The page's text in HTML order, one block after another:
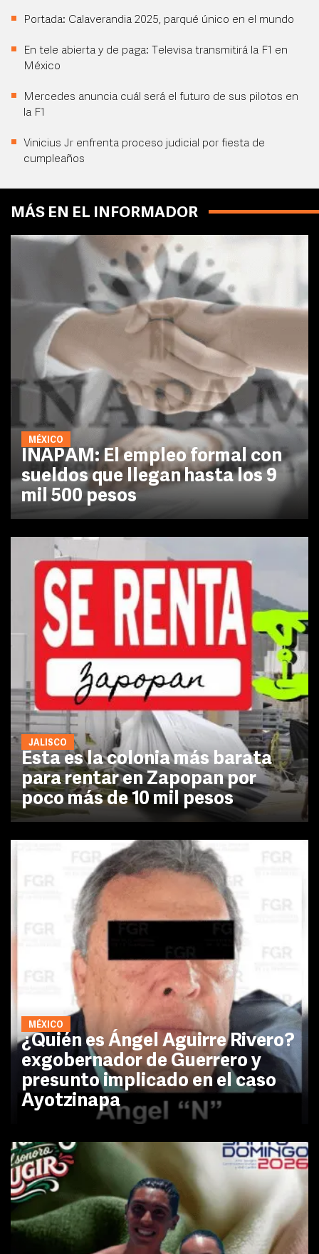
Portada: Calaverandia 2025, parqué único en el mundo
En tele abierta y de paga: Televisa transmitirá la F1 en
México
Mercedes anuncia cuál será el futuro de sus pilotos en
la F1
Vinicius Jr enfrenta proceso judicial por fiesta de
cumpleaños
MÁS EN EL INFORMADOR
MÉXICO
INAPAM: El empleo formal con
sueldos que llegan hasta los 9
mil 500 pesos
JALISCO
Esta es la colonia más barata
para rentar en Zapopan por
poco más de 10 mil pesos
MÉXICO
¿Quién es Ángel Aguirre Rivero?
exgobernador de Guerrero y
presunto implicado en el caso
Ayotzinapa